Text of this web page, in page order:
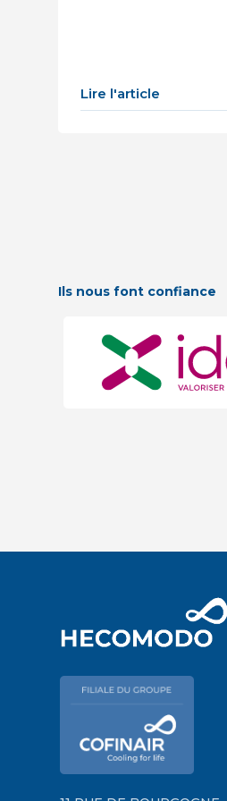
Lire l'article
Ils nous font confiance